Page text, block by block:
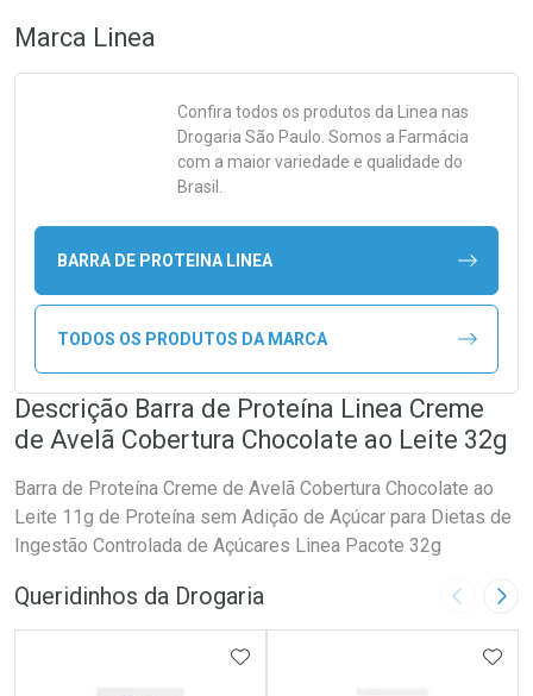
Marca Linea
Confira todos os produtos da Linea nas
Drogaria São Paulo. Somos a Farmácia
com a maior variedade e qualidade do
Brasil.
BARRA DE PROTEINA LINEA
TODOS OS PRODUTOS DA MARCA
Descrição Barra de Proteína Linea Creme
de Avelã Cobertura Chocolate ao Leite 32g
Barra de Proteína Creme de Avelã Cobertura Chocolate ao
Leite 11g de Proteína sem Adição de Açúcar para Dietas de
Ingestão Controlada de Açúcares Linea Pacote 32g
Queridinhos da Drogaria Imagem
ADICIONAR AOS FAVORITOS